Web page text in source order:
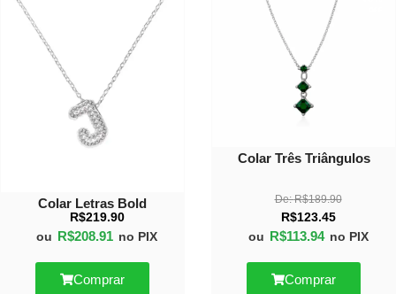
Colar Letras Bold
R$219.90
ou R$208.91 no PIX
Comprar
Colar Três Triângulos
De:R$189.90
R$123.45
ou R$113.94 no PIX
Comprar